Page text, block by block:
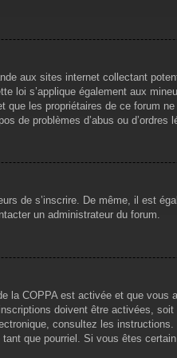
aux sites internet collectant
s’applique également aux
les propriétaires de ce forum
de problèmes d’abus ou d’ordres
de s’inscrire. De même, il est
un administrateur du forum.
COPPA est activée et que
doivent être activées,
consultez les
que pourriel. Si vous êtes